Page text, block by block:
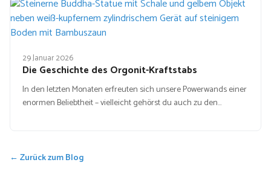
29 Januar 2026
Die Geschichte des Orgonit-Kraftstabs
In den letzten Monaten erfreuten sich unsere Powerwands einer
enormen Beliebtheit – vielleicht gehörst du auch zu den…
← Zurück zum Blog